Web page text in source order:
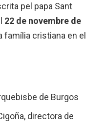
pel papa Sant
22 de novembre de
família cristiana en el
de Burgos
directora de